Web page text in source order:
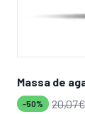
Massa de
-50% 20,07€